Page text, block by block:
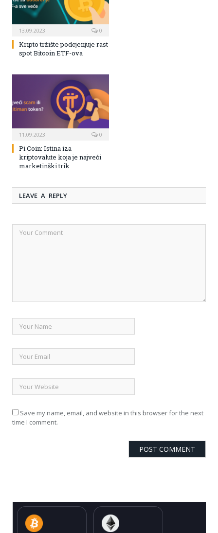
13.09.2023 0
Kripto tržište podcjenjuje rast
spot Bitcoin ETF-ova
11.09.2023 0
Pi Coin: Istina iza
kriptovalute koja je najveći
marketinški trik
LEAVE A REPLY
Save my name, email, and website in this browser for the next
time I comment.